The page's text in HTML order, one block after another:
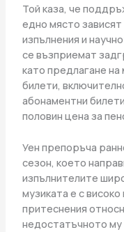
Той каза, че
едно място
изпълнения и
се възприемат
като предлагане на
билети,
абонаментни
половин цена за
Уен препоръча
сезон, което
изпълнителите
музиката е с
притеснения
недостатъчното му